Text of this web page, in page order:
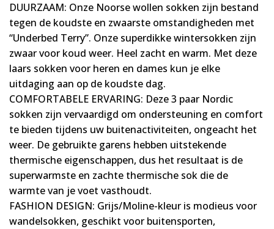
DUURZAAM: Onze Noorse wollen sokken zijn bestand
tegen de koudste en zwaarste omstandigheden met
“Underbed Terry”. Onze superdikke wintersokken zijn
zwaar voor koud weer. Heel zacht en warm. Met deze
laars sokken voor heren en dames kun je elke
uitdaging aan op de koudste dag.
COMFORTABELE ERVARING: Deze 3 paar Nordic
sokken zijn vervaardigd om ondersteuning en comfort
te bieden tijdens uw buitenactiviteiten, ongeacht het
weer. De gebruikte garens hebben uitstekende
thermische eigenschappen, dus het resultaat is de
superwarmste en zachte thermische sok die de
warmte van je voet vasthoudt.
FASHION DESIGN: Grijs/Moline-kleur is modieus voor
wandelsokken, geschikt voor buitensporten,